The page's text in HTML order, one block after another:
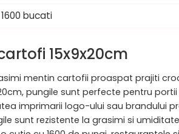
bucati
15x9x20cm
mentin cartofii proaspat prajiti
pungile sunt perfecte pentru
imprimarii logo-ului sau brandului
sunt rezistente la grasimi si